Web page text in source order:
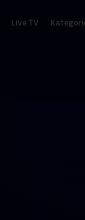
Live TV